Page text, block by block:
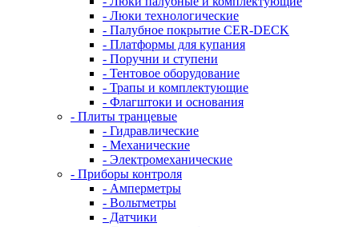
- Люки технологические
- Палубное покрытие CER-DECK
- Платформы для купания
- Поручни и ступени
- Тентовое оборудование
- Трапы и комплектующие
- Флагштоки и основания
- Плиты транцевые
- Гидравлические
- Механические
- Электромеханические
- Приборы контроля
- Амперметры
- Вольтметры
- Датчики